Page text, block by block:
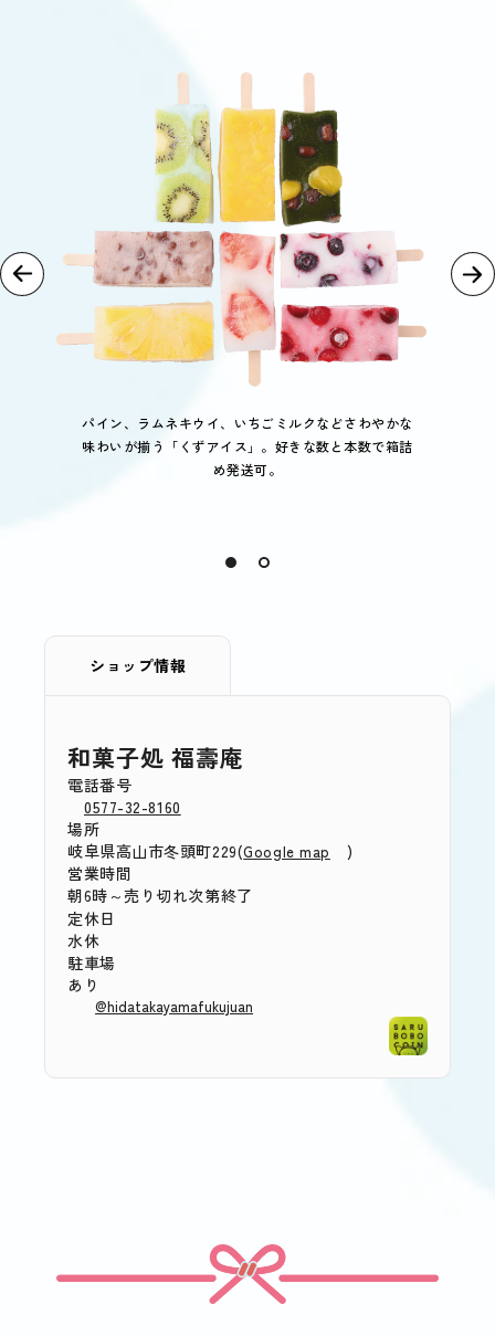
パイン、ラムネキウイ、いちごミルクなどさわやかな
味わいが揃う「くずアイス」。好きな数と本数で箱詰
め発送可。
ショップ情報
和菓子処 福壽庵
電話番号
0577-32-8160
場所
岐阜県高山市冬頭町229(Google map
)
営業時間
朝6時～売り切れ次第終了
定休日
水休
駐車場
あり
@hidatakayamafukujuan